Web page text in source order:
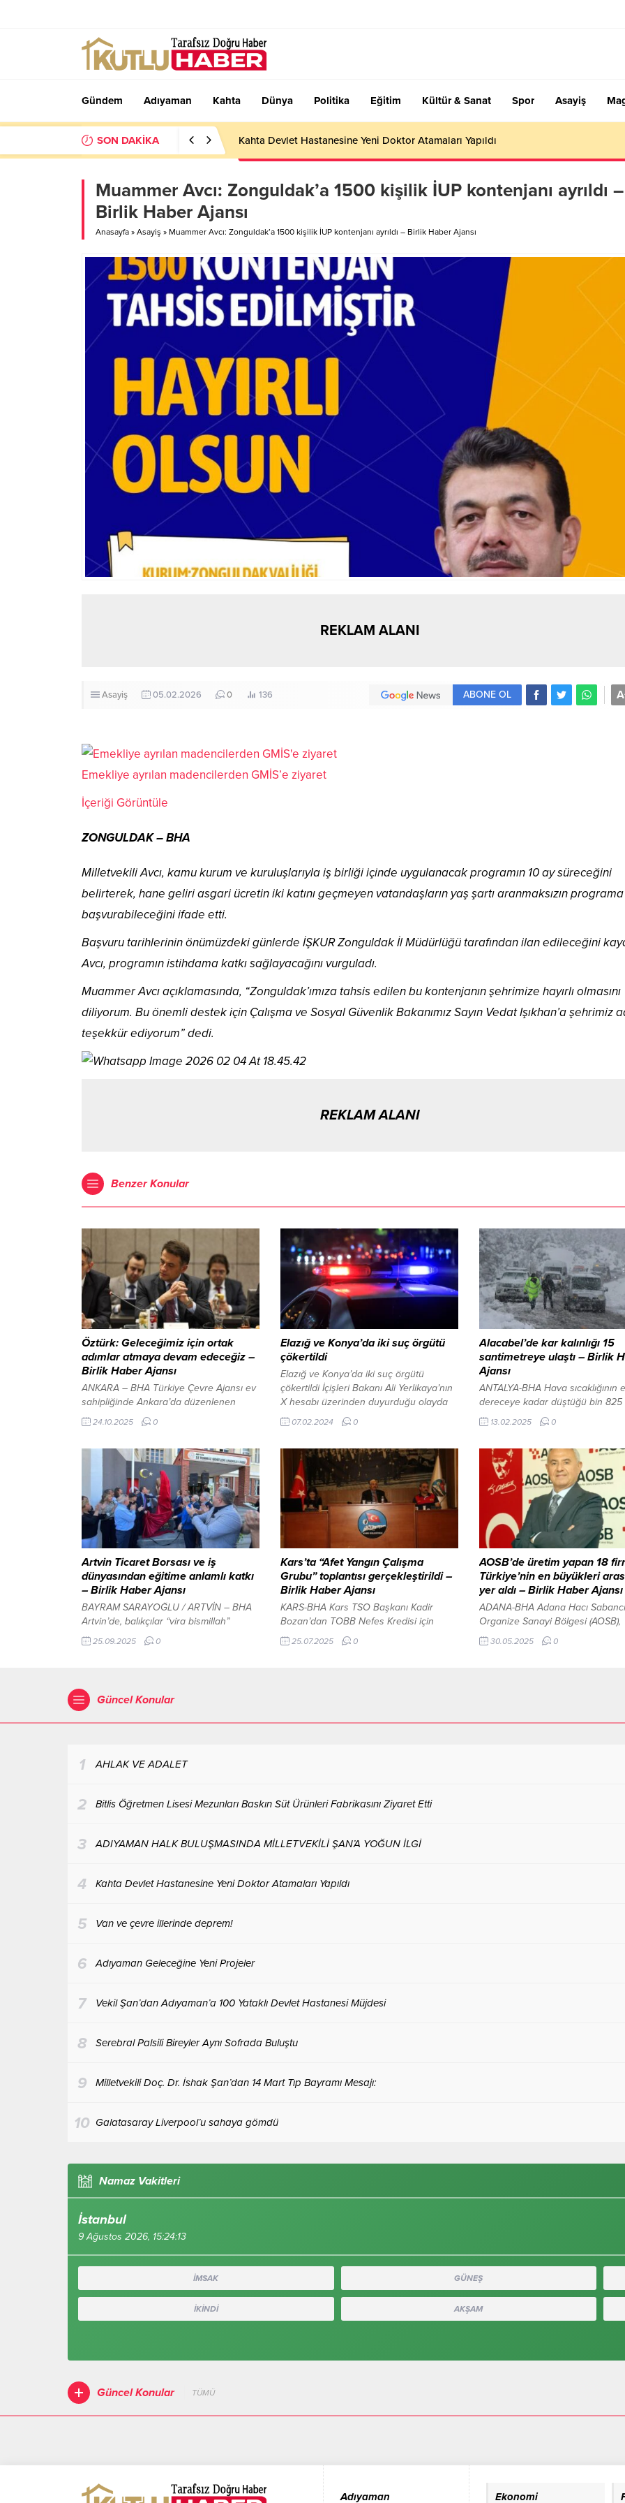
Gündem Adıyaman Kahta Dünya Politika Eğitim Kültür & Sanat Spor Asayiş
SON DAKİKA Kahta Devlet Hastanesine Yeni Doktor Atamaları Yapıldı
Muammer Avcı: Zonguldak’a 1500 kişilik İUP kontenjanı ayrıldı –
Birlik Haber Ajansı
Anasayfa » Asayiş » Muammer Avcı: Zonguldak’a 1500 kişilik İUP kontenjanı ayrıldı – Birlik Haber Ajansı
REKLAM ALANI
Asayiş 05.02.2026 0 136 A
ABONE OL
Emekliye ayrılan madencilerden GMİS’e ziyaret
İçeriği Görüntüle
ZONGULDAK – BHA
Milletvekili Avcı, kamu kurum ve kuruluşlarıyla iş birliği içinde uygulanacak programın 10 ay süreceğini
belirterek, hane geliri asgari ücretin iki katını geçmeyen vatandaşların yaş şartı aranmaksızın programa
başvurabileceğini ifade etti.
Başvuru tarihlerinin önümüzdeki günlerde İŞKUR Zonguldak İl Müdürlüğü tarafından ilan edileceğini
Avcı, programın istihdama katkı sağlayacağını vurguladı.
Muammer Avcı açıklamasında, “Zonguldak’ımıza tahsis edilen bu kontenjanın şehrimize hayırlı olmasını
diliyorum. Bu önemli destek için Çalışma ve Sosyal Güvenlik Bakanımız Sayın Vedat Işıkhan’a şehrimiz
teşekkür ediyorum” dedi.
REKLAM ALANI
Benzer Konular
Öztürk: Geleceğimiz için ortak
adımlar atmaya devam edeceğiz –
Birlik Haber Ajansı
ANKARA – BHA Türkiye Çevre Ajansı ev
sahipliğinde Ankara’da düzenlenen
Türk-Alman İklim ve Çevre Yürütme
Kurulu’nun ikinci toplantısı gerçekleşti.
Öztürk Sosyal medya hesabında yaptığı
paylaşımda Türk-Alman İklim ve Çevre
Yürütme Kurulu’nun ikinci toplantısına
ilişkin şu bilgileri verdi: “Bakan
Yardımcımız Sayın Fatma VARANK
başkanlığında ve Türkiye...
24.10.2025 0
Elazığ ve Konya’da iki suç örgütü
çökertildi
Elazığ ve Konya’da iki suç örgütü
çökertildi İçişleri Bakanı Ali Yerlikaya’nın
X hesabı üzerinden duyurduğu olayda
“Kafes-37″ operasyonu kapsamında
Konya ve Elazığ’da iki suç örgütüne
düzenlendi. Suç örgütlerinin liderliklerini
yapan Ömer Faruk Bulut ve Engin Yolcu
yakalanarak gözaltına alındı.
Düzenlenen operasyonda otuz beşi
Elazığ’da, yedisi Konya’da...
07.02.2024 0
Alacabel’de kar kalınlığı 15
santimetreye ulaştı – Birlik
Ajansı
ANTALYA-BHA Hava sıcaklığının
dereceye kadar düştüğü bin 825
Alacabel‘de kar yağışı ile birlikte
etkili oldu, kar kalınlığı 15
mücadele ekipleri çok sayıda iş
ile kar temizleme ve tuzlama
başlattı. Bölgede kar kalınlığı yer
15 santimetreye ulaşırken,...
13.02.2025 0
Artvin Ticaret Borsası ve iş
dünyasından eğitime anlamlı katkı
– Birlik Haber Ajansı
BAYRAM SARAYOĞLU / ARTVİN – BHA
Artvin’de, balıkçılar “vira bismillah”
diyerek denize açıldı İçeriği Görüntüle
Artvin 15 Temmuz Şehitleri Anadolu
öğrenciler ve kamuoyunun beğenisine
sunuldu. Törene öğrenciler, öğretmenler,
üzere...
25.09.2025 0
Kars’ta “Afet Yangın Çalışma
Grubu” toplantısı gerçekleştirildi –
Birlik Haber Ajansı
KARS-BHA Kars TSO Başkanı Kadir
Bozan’dan TOBB Nefes Kredisi için
yoğun girişim İçeriği Görüntüle Toplantı,
Kars Belediyesi İtfaiye Müdürlüğü
25.07.2025 0
AOSB’de üretim yapan 18
Türkiye’nin en büyükleri
yer aldı – Birlik Haber Ajansı
ADANA-BHA Adana Hacı Sabancı
Organize Sanayi Bölgesi (AOSB),
Türkiye’nin en büyük sanayi
belirleyen İstanbul Sanayi Odası
30.05.2025 0
Güncel Konular
1 AHLAK VE ADALET
2 Bitlis Öğretmen Lisesi Mezunları Baskın Süt Ürünleri Fabrikasını Ziyaret Etti
3 ADIYAMAN HALK BULUŞMASINDA MİLLETVEKİLİ ŞAN’A YOĞUN İLGİ
4 Kahta Devlet Hastanesine Yeni Doktor Atamaları Yapıldı
5 Van ve çevre illerinde deprem!
6 Adıyaman Geleceğine Yeni Projeler
7 Vekil Şan’dan Adıyaman’a 100 Yataklı Devlet Hastanesi Müjdesi
8 Serebral Palsili Bireyler Aynı Sofrada Buluştu
9 Milletvekili Doç. Dr. İshak Şan’dan 14 Mart Tıp Bayramı Mesajı:
10 Galatasaray Liverpool’u sahaya gömdü
Namaz Vakitleri
İstanbul
9 Ağustos 2026, 15:24:14
İMSAK GÜNEŞ
İKİNDİ AKŞAM
Güncel Konular TÜMÜ
Adıyaman Ekonomi